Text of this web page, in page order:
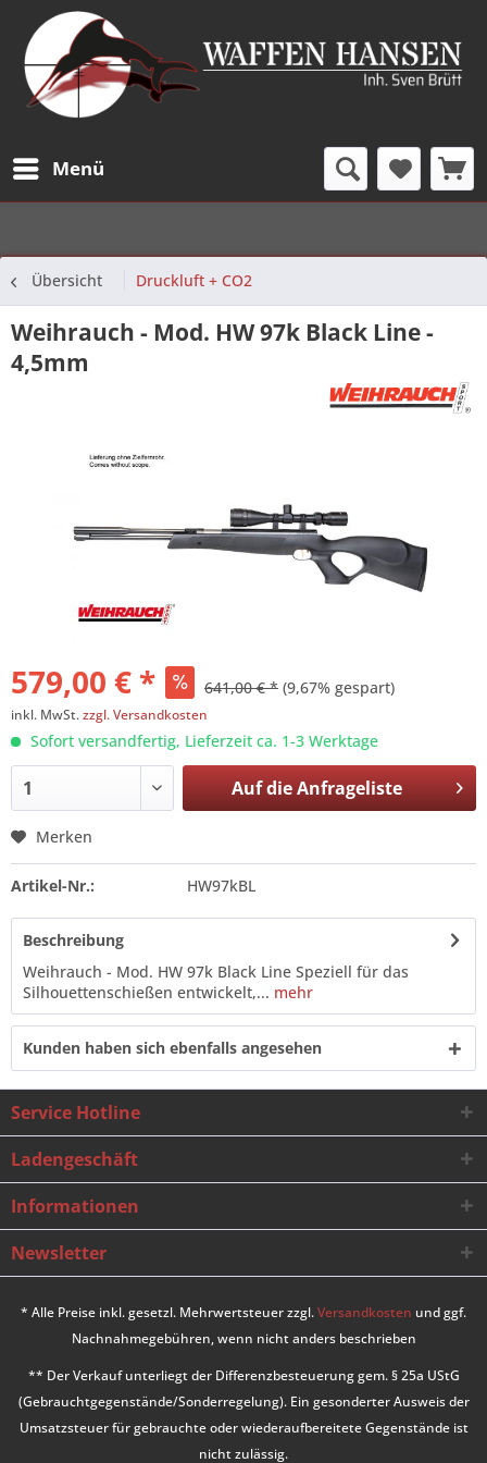
Menü
Übersicht Druckluft + CO2
Weihrauch - Mod. HW 97k Black Line -
4,5mm
579,00 € * 641,00 € * (9,67% gespart)
inkl. MwSt.zzgl. Versandkosten
Sofort versandfertig, Lieferzeit ca. 1-3 Werktage
Auf dieAnfrageliste
Merken
Artikel-Nr.: HW97kBL
Beschreibung
Weihrauch - Mod. HW 97k Black Line Speziell für das
Silhouettenschießen entwickelt,... mehr
Kunden haben sich ebenfalls angesehen
Service Hotline
Ladengeschäft
Informationen
Newsletter
* Alle Preise inkl. gesetzl. Mehrwertsteuer zzgl.Versandkosten und ggf.
Nachnahmegebühren, wenn nicht anders beschrieben
** Der Verkauf unterliegt der Differenzbesteuerung gem. § 25a UStG
(Gebrauchtgegenstände/Sonderregelung). Ein gesonderter Ausweis der
Umsatzsteuer für gebrauchte oder wiederaufbereitete Gegenstände ist
nicht zulässig.